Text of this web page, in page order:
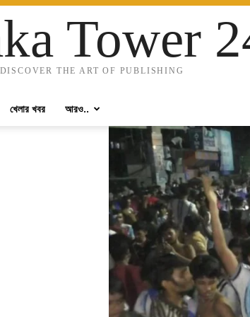
Tower
DISCOVER THE ART OF PUBLISHING
খেলার খবর আরও..